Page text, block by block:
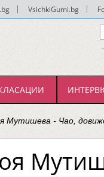
VsichkiGumi.bg
Мутишева - Чао,